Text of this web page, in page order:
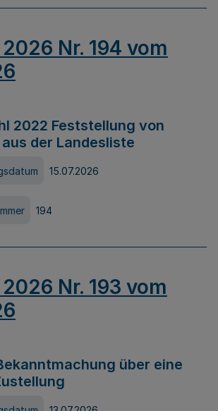
Nr. 194 vom
2022 Feststellung von
der Landesliste
15.07.2026
194
Nr. 193 vom
über eine